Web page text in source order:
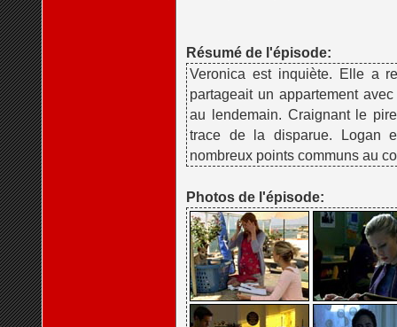
Résumé de l'épisode:
Veronica est inquiète. Elle a
partageait un appartement
au lendemain. Craignant le
trace de la disparue. Logan
nombreux points communs au
Photos de l'épisode: